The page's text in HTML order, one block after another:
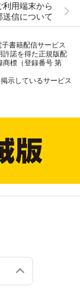
利用端末から
送信について
書籍配信サービス
許諾を得た正規版配
商標（登録番号 第
示しているサービス